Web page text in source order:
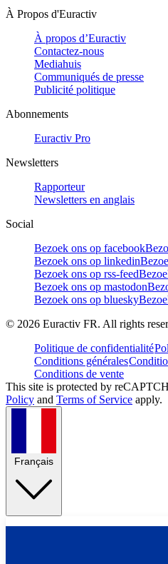
À Propos d'Euractiv
À propos d’Euractiv
Contactez-nous
Mediahuis
Communiqués de presse
Publicité politique
Abonnements
Euractiv Pro
Newsletters
Rapporteur
Newsletters en anglais
Social
Bezoek ons op facebook
Bezoek ons op linkedin
Bezoek ons op rss-feed
Bezoek ons op mastodon
Bezoek ons op bluesky
© 2026 Euractiv FR. All rights
Politique de confidentialité
Conditions générales
Conditions de vente
This site is protected by
Policy and Terms of Service apply.
Français